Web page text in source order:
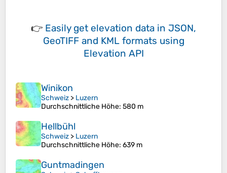
👉 Easily get elevation data in JSON,
GeoTIFF and KML formats using
Elevation API
Winikon
Schweiz > Luzern
Durchschnittliche Höhe: 580 m
Hellbühl
Schweiz > Luzern
Durchschnittliche Höhe: 639 m
Guntmadingen